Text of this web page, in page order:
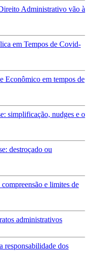
Administrativo vão à
em Tempos de Covid-
Econômico em tempos de
simplificação, nudges e o
destroçado ou
e limites de
administrativos
responsabilidade dos